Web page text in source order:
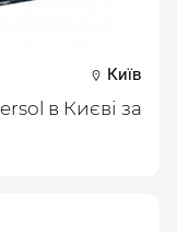
Київ
в Києві за